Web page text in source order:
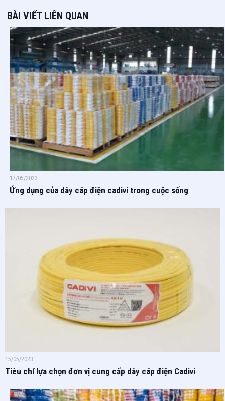
BÀI VIẾT LIÊN QUAN
17/05/2023
Ứng dụng của dây cáp điện cadivi trong cuộc sống
15/05/2023
Tiêu chí lựa chọn đơn vị cung cấp dây cáp điện Cadivi